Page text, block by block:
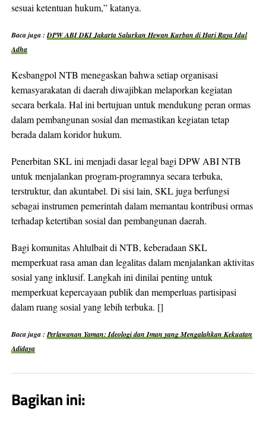
sesuai ketentuan hukum,” katanya.
Baca juga :DPW ABI DKI Jakarta Salurkan Hewan Kurban di Hari Raya Idul
Adha
Kesbangpol NTB menegaskan bahwa setiap organisasi
kemasyarakatan di daerah diwajibkan melaporkan kegiatan
secara berkala. Hal ini bertujuan untuk mendukung peran ormas
dalam pembangunan sosial dan memastikan kegiatan tetap
berada dalam koridor hukum.
Penerbitan SKL ini menjadi dasar legal bagi DPW ABI NTB
untuk menjalankan program-programnya secara terbuka,
terstruktur, dan akuntabel. Di sisi lain, SKL juga berfungsi
sebagai instrumen pemerintah dalam memantau kontribusi ormas
terhadap ketertiban sosial dan pembangunan daerah.
Bagi komunitas Ahlulbait di NTB, keberadaan SKL
memperkuat rasa aman dan legalitas dalam menjalankan aktivitas
sosial yang inklusif. Langkah ini dinilai penting untuk
memperkuat kepercayaan publik dan memperluas partisipasi
dalam ruang sosial yang lebih terbuka. []
Baca juga :Perlawanan Yaman: Ideologi dan Iman yang Mengalahkan Kekuatan
Adidaya
Bagikan ini: